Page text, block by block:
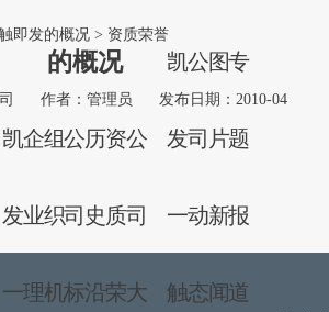
的概况
凯
发
一
企
业
理
组
织
机
公
司
标
历
史
沿
资
质
荣
公
司
大
凯
发
一
触
公
司
动
态
图
片
新
闻
专
题
报
道
即发的概况 > 资质荣誉
作者：管理员
发布日期：2010-04